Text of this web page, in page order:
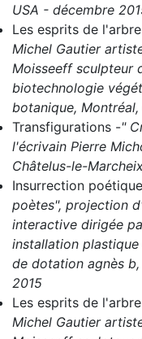
USA - décembre
Les esprits de l'arbre
Michel Gautier
Moisseeff sculpteur
biotechnologie
botanique,
Transfigurations -"
l'écrivain Pierre
Châtelus-le-
Insurrection
poètes", projection
interactive dirigée
installation
de dotation agnès
2015
Les esprits de l'arbre
Michel Gautier